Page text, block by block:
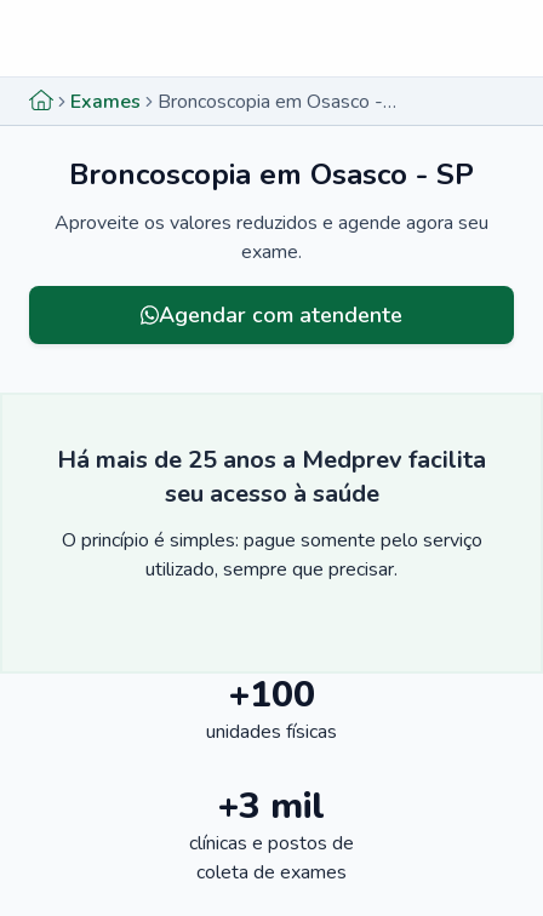
Exames Broncoscopia em Osasco - SP
Broncoscopia em Osasco - SP
Aproveite os valores reduzidos e agende agora seu
exame.
Agendar com atendente
Há mais de 25 anos a Medprev facilita
seu acesso à saúde
O princípio é simples: pague somente pelo serviço
utilizado, sempre que precisar.
+100
unidades físicas
+3 mil
clínicas e postos de
coleta de exames